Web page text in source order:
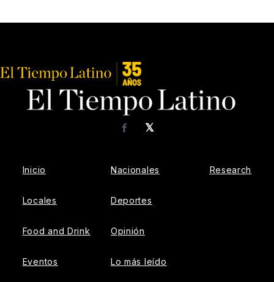
𝕏
Facebook
Inicio
Locales
Food and Drink
Eventos
Nacionales
Deportes
Opinión
Lo más leído
Research